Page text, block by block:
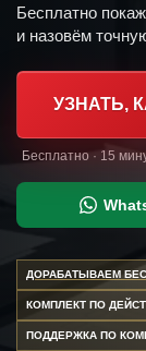
Бесплатно
и назовём
УЗНАТЬ,
Бесплатно · 15
ДОРАБАТЫВАЕМ
КОМПЛЕКТ ПО
ПОДДЕРЖКА ПО